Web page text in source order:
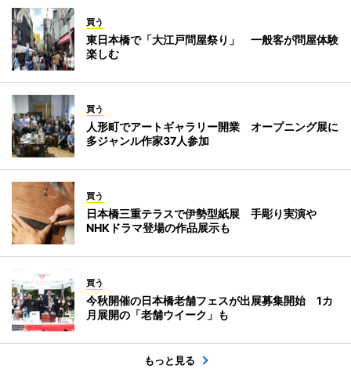
買う
東日本橋で「大江戸問屋祭り」 一般客が問屋体験
楽しむ
買う
人形町でアートギャラリー開業 オープニング展に
多ジャンル作家37人参加
買う
日本橋三重テラスで伊勢型紙展 手彫り実演や
NHKドラマ登場の作品展示も
買う
今秋開催の日本橋老舗フェスが出展募集開始 1カ
月展開の「老舗ウイーク」も
もっと見る